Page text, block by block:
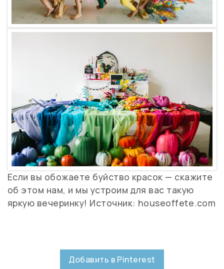
Если вы обожаете буйство красок — скажите
об этом нам, и мы устроим для вас такую
яркую вечеринку! Источник: houseoffete.com
Добавить в Pinterest